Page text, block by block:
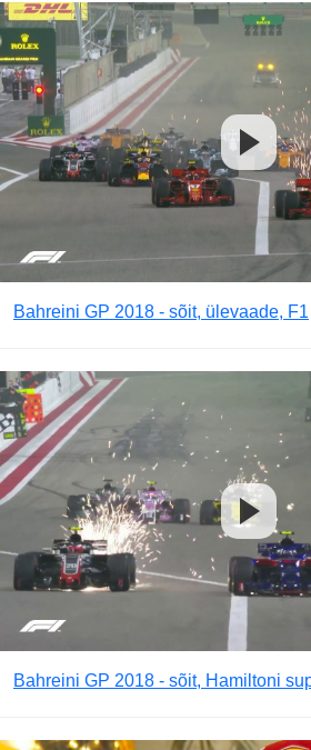
Bahreini GP 2018 - sõit, ülevaade, F1
Bahreini GP 2018 - sõit, Hamiltoni